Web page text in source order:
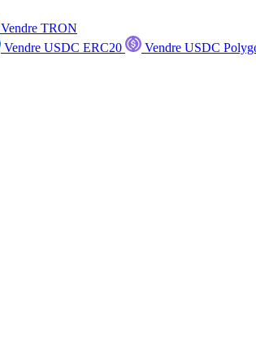
Vendre TRON
Vendre USDC ERC20
Vendre USDC